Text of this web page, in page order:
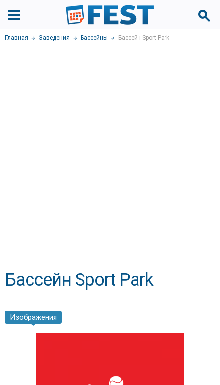
Главная Заведения Бассейны Бассейн Sport Park
Бассейн Sport Park
Изображения